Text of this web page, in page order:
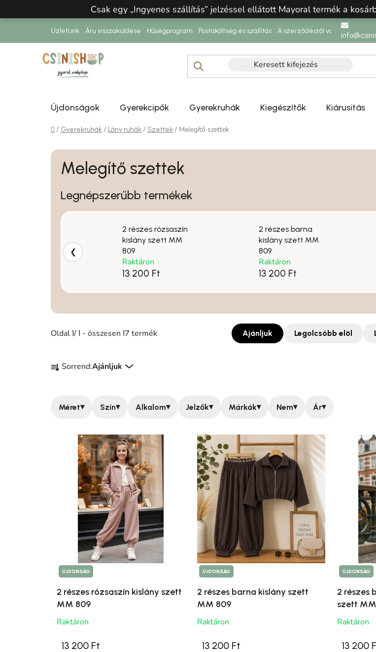
Csak egy „Ingyenes szállítás” jelzéssel ellátott Mayoral termék a
Üzletünk Áru visszaküldése Hűségprogram Postaköltség és szállítás A szerződéstől való elállás
Újdonságok Gyerekcipők Gyerekruhák Kiegészítők Kiárusitás
Kezdőlap
/ Gyerekruhák / Lány ruhák / Szettek / Melegítő szettek
Melegítő szettek
Legnépszerűbb termékek
2 részes rózsaszín
kislány szett MM
809
Raktáron
13 200 Ft
2 részes barna
kislány szett MM
809
Raktáron
13 200 Ft
❮
Oldal 1/ 1 - összesen 17 termék Ajánljuk Legolcsóbb elöl
Termékek rendezése
Sorrend:Ajánljuk
Méret▾ Szín▾ Alkalom▾ Jelzők▾ Márkák▾ Nem▾ Ár▾
ÚJDONSÁG
2 részes rózsaszín kislány szett
MM 809
Raktáron
13 200 Ft
ÚJDONSÁG
2 részes barna kislány szett
MM 809
Raktáron
13 200 Ft
ÚJDONSÁG
2 részes
szett
Raktáron
13 200